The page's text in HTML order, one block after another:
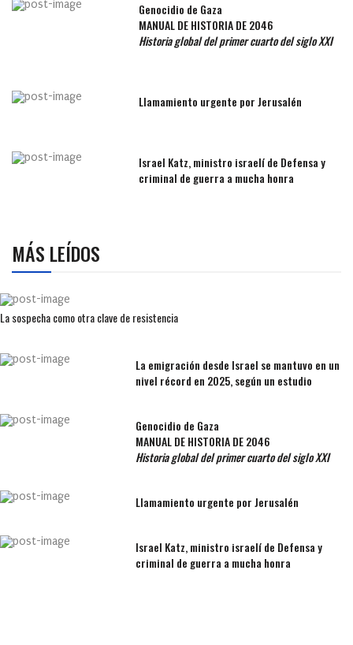
Genocidio de Gaza
MANUAL DE HISTORIA DE 2046
Historia global del primer cuarto del siglo XXI
Llamamiento urgente por Jerusalén
Israel Katz, ministro israelí de Defensa y
criminal de guerra a mucha honra
MÁS LEÍDOS
La sospecha como otra clave de resistencia
La emigración desde Israel se mantuvo en un
nivel récord en 2025, según un estudio
Genocidio de Gaza
MANUAL DE HISTORIA DE 2046
Historia global del primer cuarto del siglo XXI
Llamamiento urgente por Jerusalén
Israel Katz, ministro israelí de Defensa y
criminal de guerra a mucha honra